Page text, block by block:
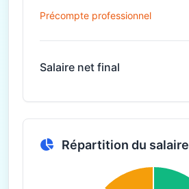
Précompte professionnel
Salaire net final
Répartition du salaire